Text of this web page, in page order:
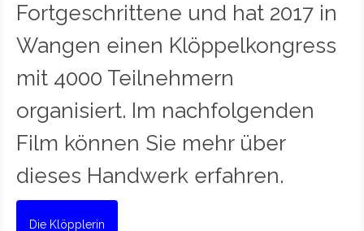
Fortgeschrittene und hat 2017 in
Wangen einen Klöppelkongress
mit 4000 Teilnehmern
organisiert. Im nachfolgenden
Film können Sie mehr über
dieses Handwerk erfahren.
Die Klöpplerin